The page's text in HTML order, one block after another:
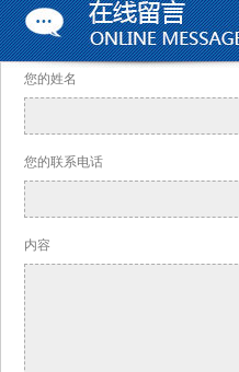
您的姓名
您的联系电话
内容